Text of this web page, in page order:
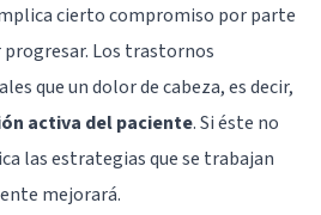
cierto compromiso por parte
Los trastornos
que un dolor de cabeza, es decir,
activa del paciente. Si éste no
las estrategias que se trabajan
mejorará.